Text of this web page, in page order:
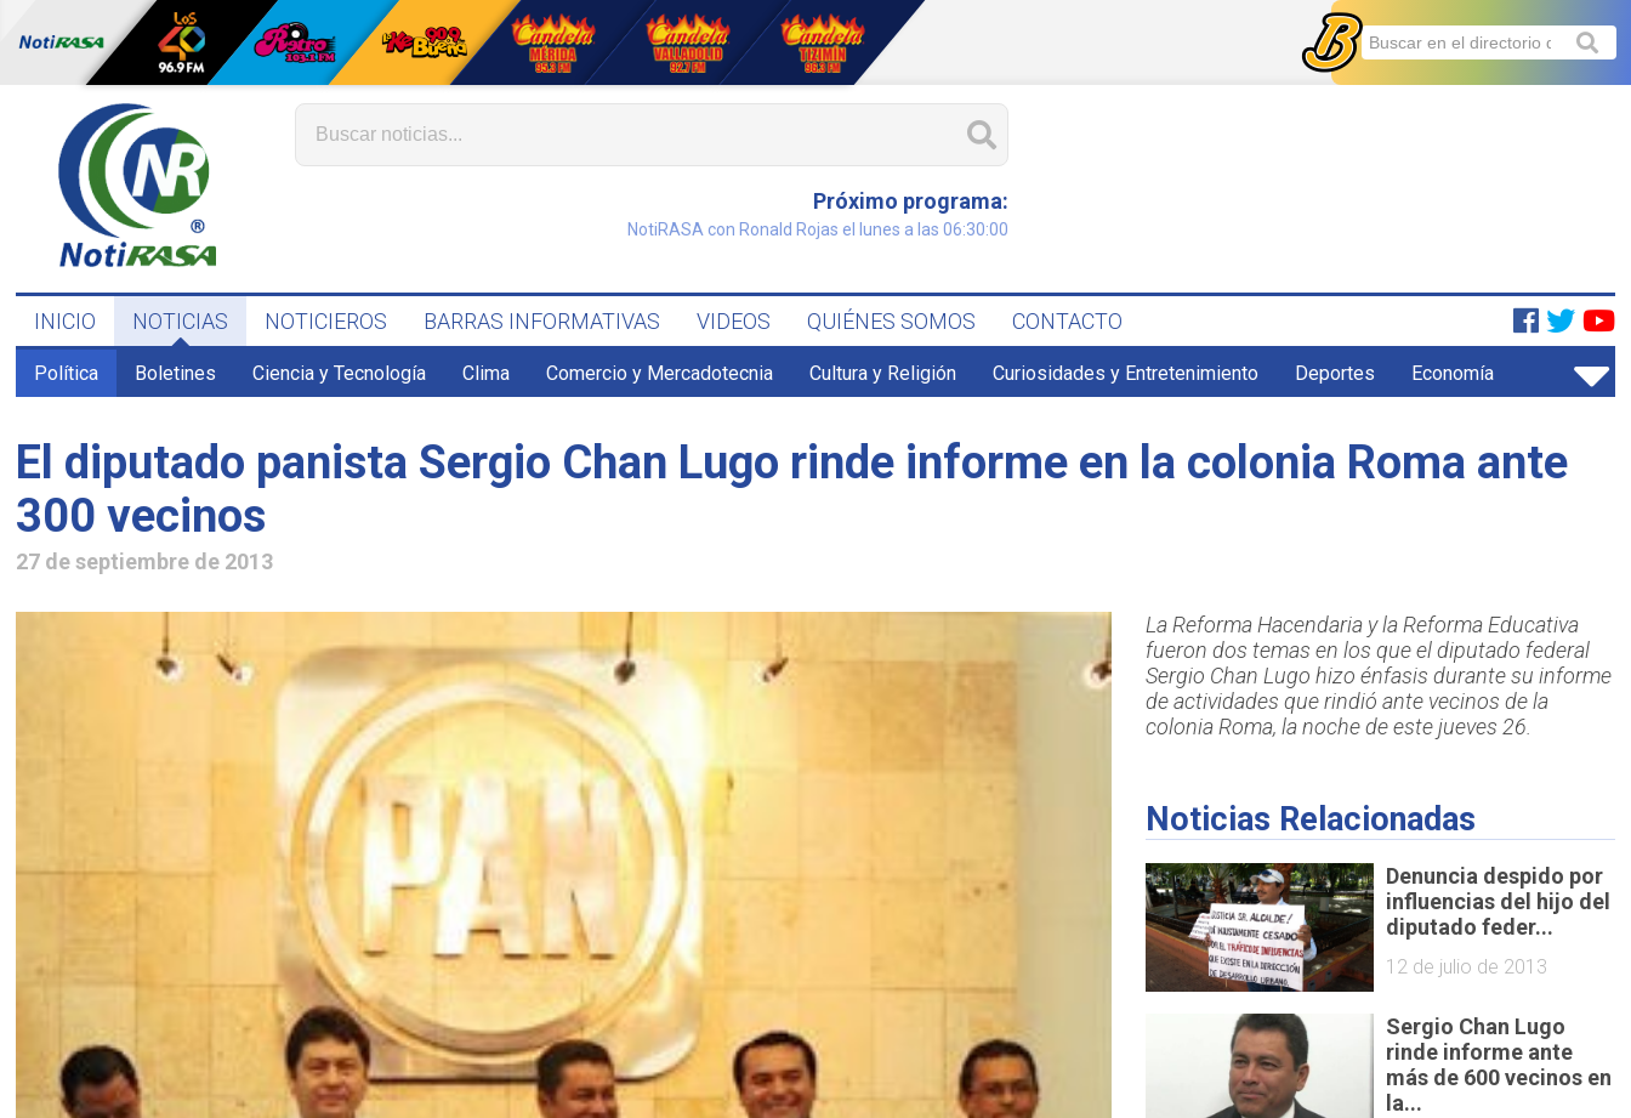
Próximo programa:
NotiRASA con Ronald Rojas el lunes a las 06:30:00
INICIO NOTICIAS NOTICIEROS BARRAS INFORMATIVAS VIDEOS QUIÉNES SOMOS CONTACTO
Política Boletines Ciencia y Tecnología Clima Comercio y Mercadotecnia Cultura y Religión Curiosidades y Entretenimiento Deportes Economía
El diputado panista Sergio Chan Lugo rinde informe en la colonia Roma ante
300 vecinos
27 de septiembre de 2013
La Reforma Hacendaria y la Reforma Educativa
fueron dos temas en los que el diputado federal
Sergio Chan Lugo hizo énfasis durante su informe
de actividades que rindió ante vecinos de la
colonia Roma, la noche de este jueves 26.
Noticias Relacionadas
Denuncia despido por
influencias del hijo del
diputado feder...
12 de julio de 2013
Sergio Chan Lugo
rinde informe ante
más de 600 vecinos en
la...